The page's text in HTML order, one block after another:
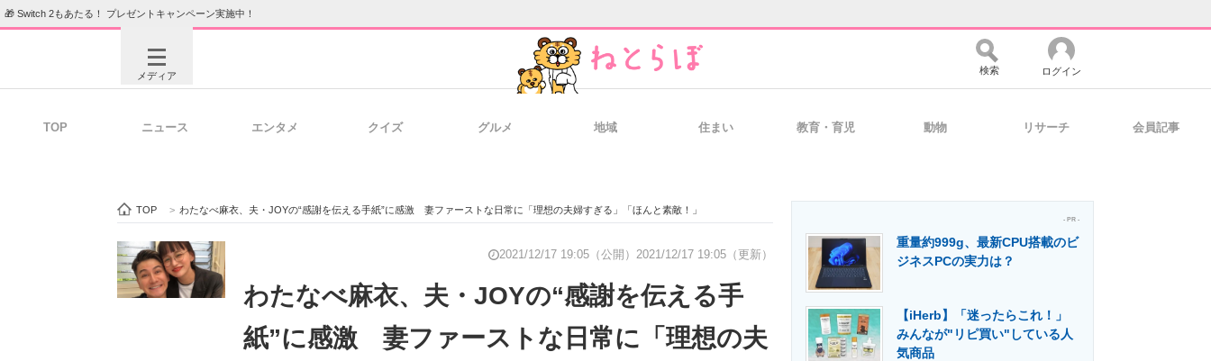
🎁 Switch 2もあたる！ プレゼントキャンペーン実施中！
メディア
ビジネスと働き方のヒント 経営リーダーのコミュニティ マーケ×ITの今がよく分かる
ITエンジニア向け専門サイト 企業向けIT製品の総合サイト IT製品の技術・比較・事例 製造業のIT導入・活用を支援
検索 ログイン
TOP ニュース エンタメ クイズ グルメ 地域 住まい 教育・育児 動物 リサーチ 会員記事
TOP > わたなべ麻衣、夫・JOYの“感謝を伝える手紙”に感激 妻ファーストな日常に「理想の夫婦すぎる」「ほんと素敵！」
2021/12/17 19:05（公開） 2021/12/17 19:05（更新）
わたなべ麻衣、夫・JOYの“感謝を伝える手
紙”に感激 妻ファーストな日常に「理想の夫
- PR -
重量約999g、最新CPU搭載のビ
ジネスPCの実力は？
【iHerb】「迷ったらこれ！」
みんなが"リピ買い"している人
気商品